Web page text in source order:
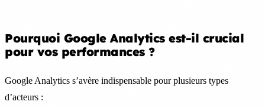
Pourquoi Google Analytics est-il crucial
pour vos performances ?
Google Analytics s’avère indispensable pour plusieurs types
d’acteurs :